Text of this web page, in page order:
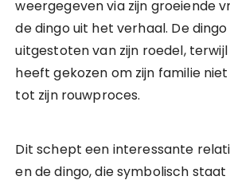
weergegeven via zijn groeiende
de dingo uit het verhaal. De dingo
uitgestoten van zijn roedel,
heeft gekozen om zijn familie
tot zijn rouwproces.
Dit schept een interessante
en de dingo, die symbolisch